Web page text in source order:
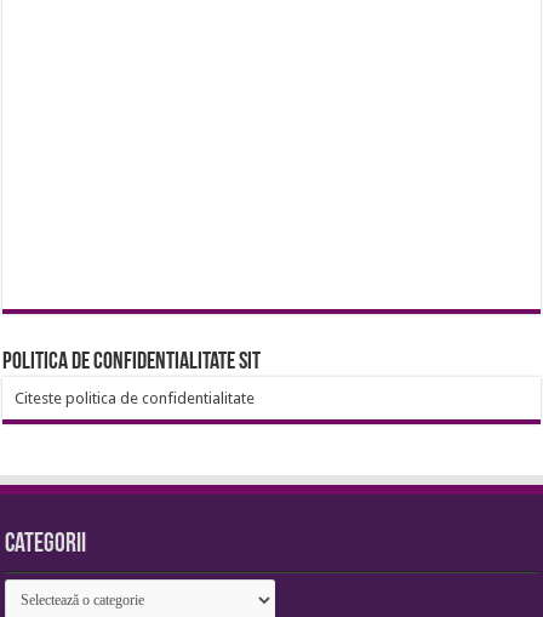
Politica de confidentialitate sit
Citeste politica de confidentialitate
Categorii
Categorii